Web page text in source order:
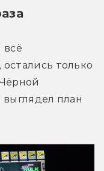
всё
только
план